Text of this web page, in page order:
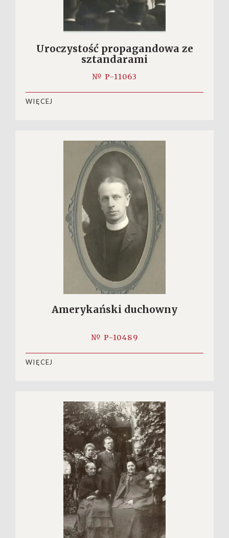
Uroczystość propagandowa ze
sztandarami
№ P-11063
WIĘCEJ
Amerykański duchowny
№ P-10489
WIĘCEJ